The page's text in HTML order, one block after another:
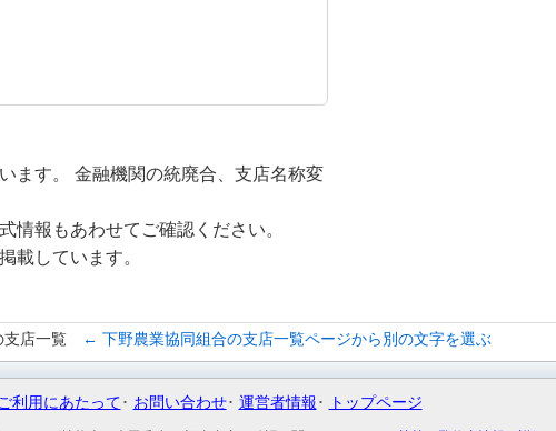
ます。 金融機関の統廃合、支店名称変
情報もあわせてご確認ください。
載しています。
支店一覧 ← 下野農業協同組合の支店一覧ページから別の文字を選ぶ
ご利用にあたって お問い合わせ 運営者情報 トップページ